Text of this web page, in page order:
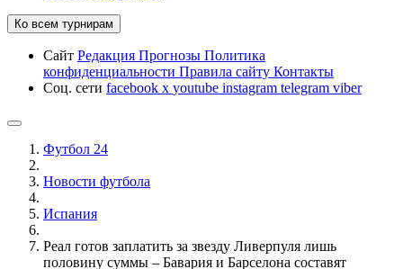
Ко всем турнирам
Сайт Редакция Прогнозы Политика
конфиденциальности Правила сайту Контакты
Соц. сети facebook x youtube instagram telegram viber
Футбол 24
Новости футбола
Испания
Реал готов заплатить за звезду Ливерпуля лишь
половину суммы – Бавария и Барселона составят